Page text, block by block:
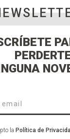
la Política de